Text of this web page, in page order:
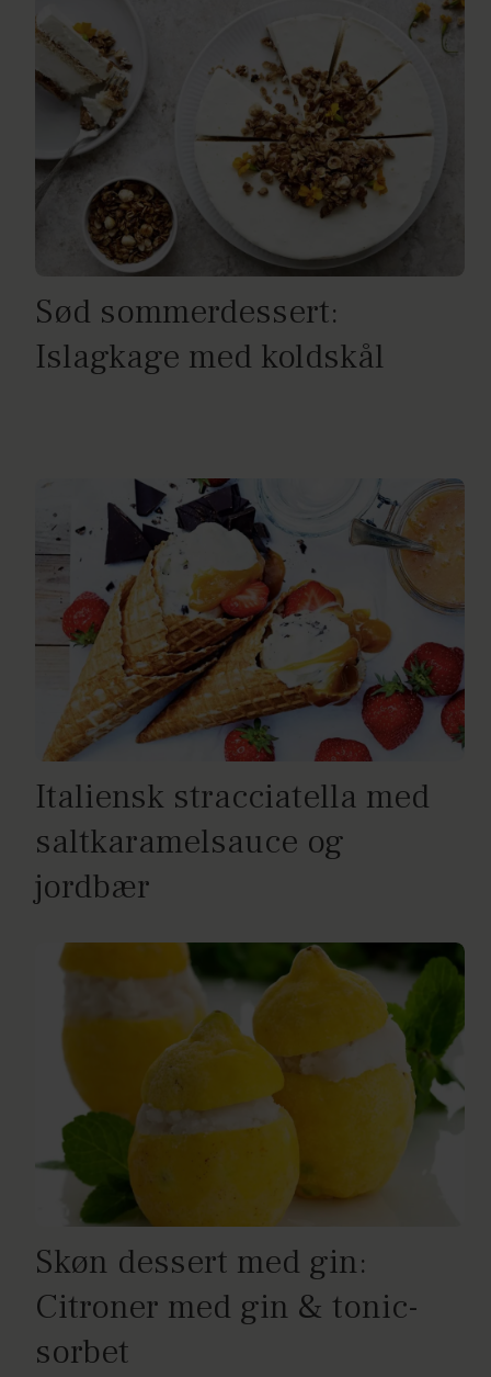
Sød sommerdessert:
Islagkage med koldskål
Italiensk stracciatella med
saltkaramelsauce og
jordbær
Skøn dessert med gin:
Citroner med gin & tonic-
sorbet